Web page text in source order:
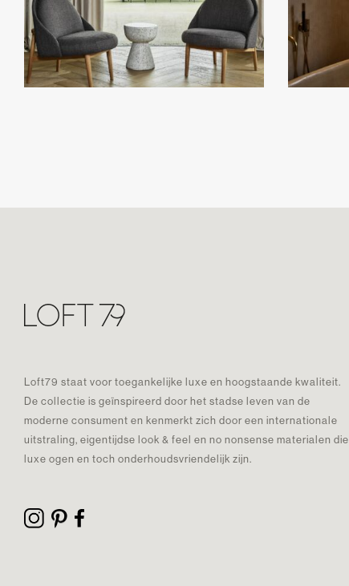
Loft79 staat voor toegankelijke luxe en hoogstaande kwaliteit.
De collectie is geïnspireerd door het stadse leven van de
moderne consument en kenmerkt zich door een internationale
uitstraling, eigentijdse look & feel en no nonsense materialen die
luxe ogen en toch onderhoudsvriendelijk zijn.